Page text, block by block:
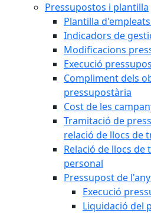
Pressupostos i plantilla
Plantilla
Indicadors de
Modificacions
Execució
Compliment dels
pressupostària
Cost de les
Tramitació de
relació de llocs de
Relació de llocs
personal
Pressupost de
Execució
Liquidació del